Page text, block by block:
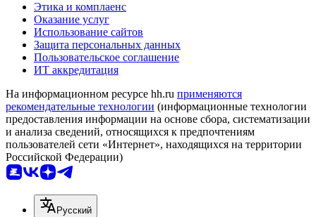
Этика и комплаенс
Оказание услуг
Использование сайтов
Защита персональных данных
Пользовательское соглашение
ИТ аккредитация
На информационном ресурсе hh.ru применяются
рекомендательные технологии (информационные технологии
предоставления информации на основе сбора, систематизации
и анализа сведений, относящихся к предпочтениям
пользователей сети «Интернет», находящихся на территории
Российской Федерации)
Русский